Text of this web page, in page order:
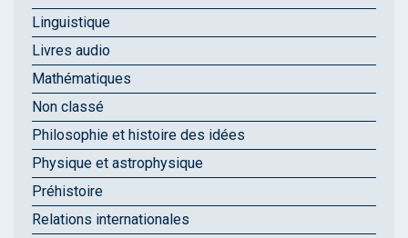
Linguistique
Livres audio
Mathématiques
Non classé
Philosophie et histoire des idées
Physique et astrophysique
Préhistoire
Relations internationales